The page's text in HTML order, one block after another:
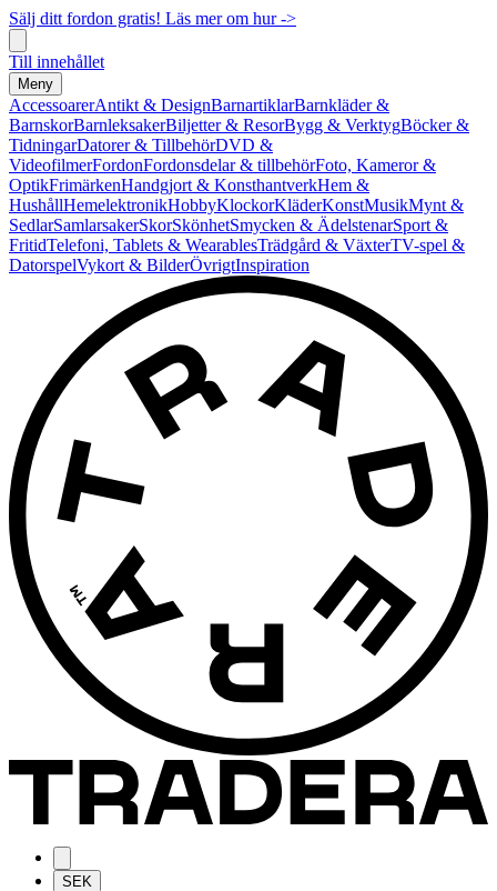
Sälj ditt fordon gratis! Läs mer om hur ->
Till innehållet
Meny
AccessoarerAntikt & DesignBarnartiklarBarnkläder &
BarnskorBarnleksakerBiljetter & ResorBygg & VerktygBöcker &
TidningarDatorer & TillbehörDVD &
VideofilmerFordonFordonsdelar & tillbehörFoto, Kameror &
OptikFrimärkenHandgjort & KonsthantverkHem &
HushållHemelektronikHobbyKlockorKläderKonstMusikMynt &
SedlarSamlarsakerSkorSkönhetSmycken & ÄdelstenarSport &
FritidTelefoni, Tablets & WearablesTrädgård & VäxterTV-spel &
DatorspelVykort & BilderÖvrigtInspiration
SEK